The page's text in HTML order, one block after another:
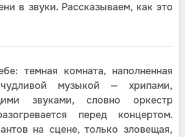
в звуки. Рассказываем, как это
темная комната, наполненная
музыкой — хрипами,
звуками, словно оркестр
перед концертом.
на сцене, только зловещая,